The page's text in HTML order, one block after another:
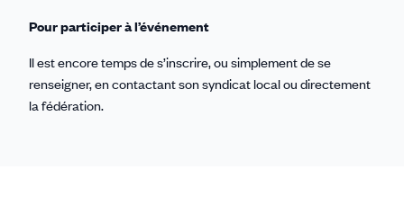
Pour participer à l’événement
Il est encore temps de s’inscrire, ou simplement de se
renseigner, en contactant son syndicat local ou directement
la fédération.